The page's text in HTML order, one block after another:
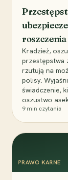
Kradzież,
przestępstwa
rzutują na
polisy.
świadczenie,
oszustwo
9 min czytania
PRAWO KARNE